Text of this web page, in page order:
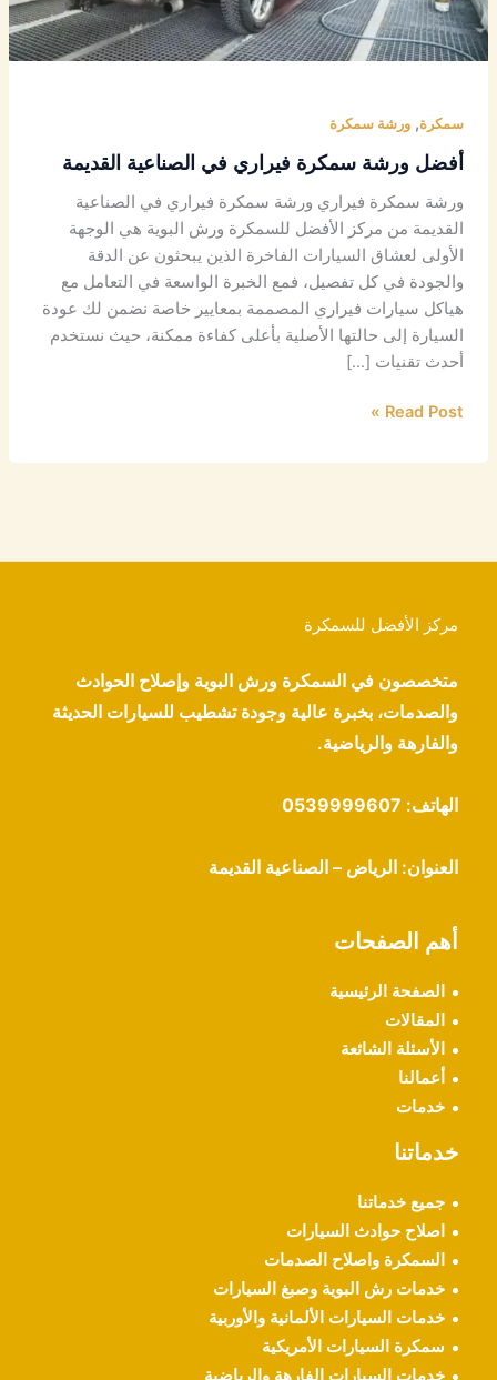
سمكرة, ورشة سمكرة
أفضل ورشة سمكرة فيراري في الصناعية القديمة
ورشة سمكرة فيراري ورشة سمكرة فيراري في الصناعية
القديمة من مركز الأفضل للسمكرة ورش البوية هي الوجهة
الأولى لعشاق السيارات الفاخرة الذين يبحثون عن الدقة
والجودة في كل تفصيل، فمع الخبرة الواسعة في التعامل مع
هياكل سيارات فيراري المصممة بمعايير خاصة نضمن لك عودة
السيارة إلى حالتها الأصلية بأعلى كفاءة ممكنة، حيث نستخدم
أحدث تقنيات […]
Read Post »
مركز الأفضل للسمكرة
متخصصون في السمكرة ورش البوية وإصلاح الحوادث
والصدمات، بخبرة عالية وجودة تشطيب للسيارات الحديثة
والفارهة والرياضية.
الهاتف: 0539999607
العنوان: الرياض – الصناعية القديمة
أهم الصفحات
الصفحة الرئيسية
المقالات
الأسئلة الشائعة
أعمالنا
خدمات
خدماتنا
جميع خدماتنا
اصلاح حوادث السيارات
السمكرة واصلاح الصدمات
خدمات رش البوية وصبغ السيارات
خدمات السيارات الألمانية والأوربية
سمكرة السيارات الأمريكية
خدمات السيارات الفارهة والرياضية